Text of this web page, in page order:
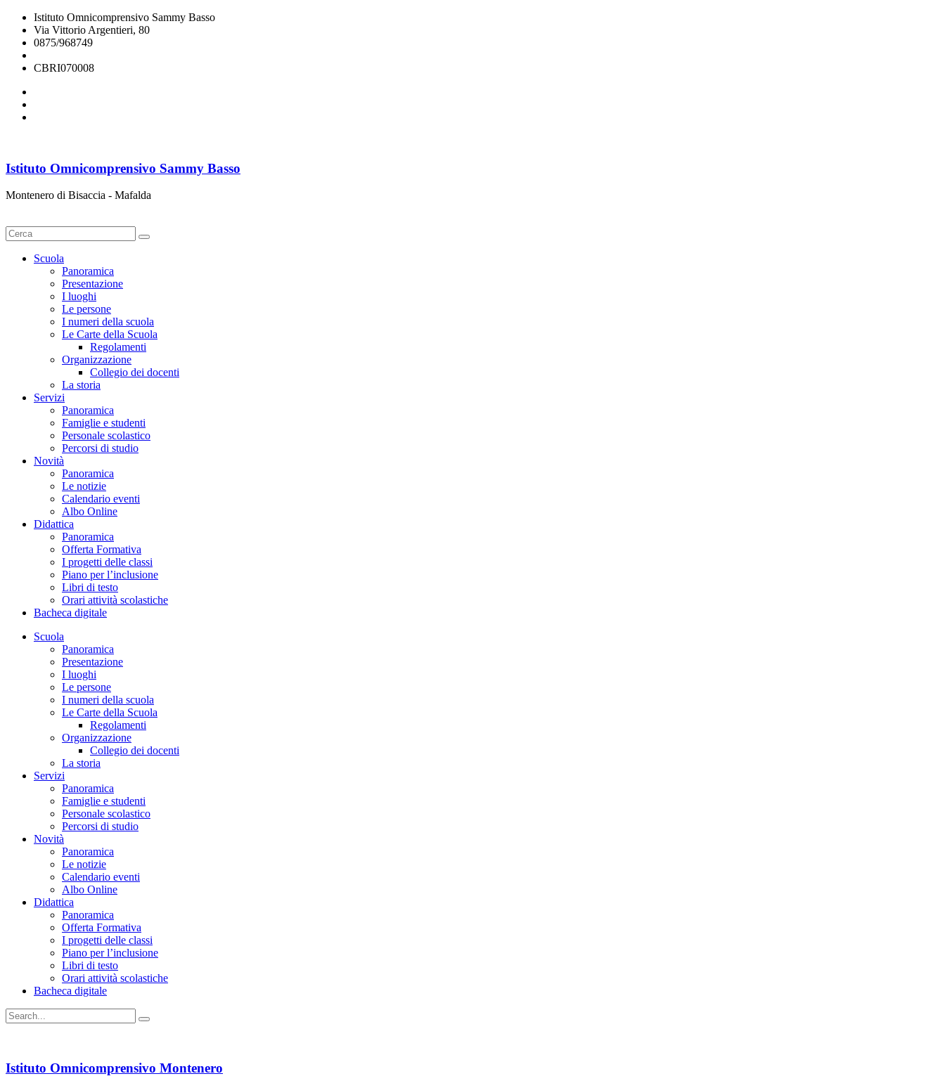
Istituto Omnicomprensivo Sammy Basso
Via Vittorio Argentieri, 80
0875/968749
CBRI070008
Istituto Omnicomprensivo Sammy Basso
Montenero di Bisaccia - Mafalda
Scuola
Panoramica
Presentazione
I luoghi
Le persone
I numeri della scuola
Le Carte della Scuola
Regolamenti
Organizzazione
Collegio dei docenti
La storia
Servizi
Panoramica
Famiglie e studenti
Personale scolastico
Percorsi di studio
Novità
Panoramica
Le notizie
Calendario eventi
Albo Online
Didattica
Panoramica
Offerta Formativa
I progetti delle classi
Piano per l’inclusione
Libri di testo
Orari attività scolastiche
Bacheca digitale
Scuola
Panoramica
Presentazione
I luoghi
Le persone
I numeri della scuola
Le Carte della Scuola
Regolamenti
Organizzazione
Collegio dei docenti
La storia
Servizi
Panoramica
Famiglie e studenti
Personale scolastico
Percorsi di studio
Novità
Panoramica
Le notizie
Calendario eventi
Albo Online
Didattica
Panoramica
Offerta Formativa
I progetti delle classi
Piano per l’inclusione
Libri di testo
Orari attività scolastiche
Bacheca digitale
Istituto Omnicomprensivo Montenero